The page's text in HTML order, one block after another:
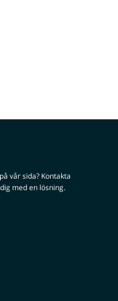
vår sida? Kontakta
med en lösning.